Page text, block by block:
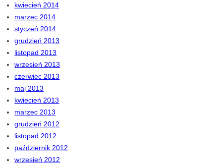
kwiecień 2014
marzec 2014
styczeń 2014
grudzień 2013
listopad 2013
wrzesień 2013
czerwiec 2013
maj 2013
kwiecień 2013
marzec 2013
grudzień 2012
listopad 2012
październik 2012
wrzesień 2012